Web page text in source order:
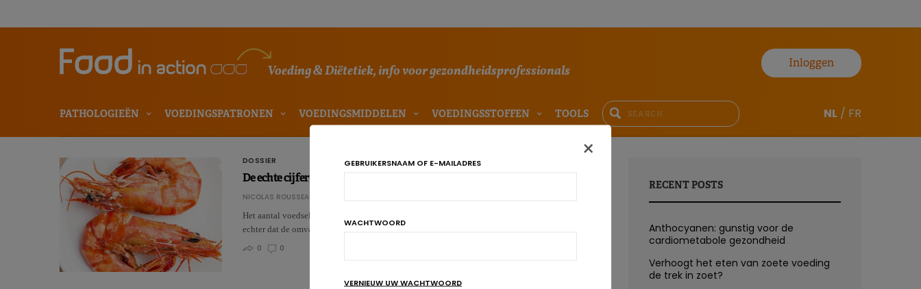
Voeding & Diëtetiek, info voor gezondheidsprofessionals
Inloggen
PATHOLOGIEËN VOEDINGSPATRONEN VOEDINGSMIDDELEN VOEDINGSSTOFFEN TOOLS NL / FR
DOSSIER
De echte cijfers achter voedselallergieën
NICOLAS ROUSSEAU
Het aantal voedselallergieën is de voorbije tien jaar toegenomen. Uit recente gegevens blijkt
echter dat de omvang…
0
0
RECENT POSTS
Anthocyanen: gunstig voor de
cardiometabole gezondheid
Verhoogt het eten van zoete voeding
de trek in zoet?
×
GEBRUIKERSNAAM OF E-MAILADRES
WACHTWOORD
VERNIEUW UW WACHTWOORD